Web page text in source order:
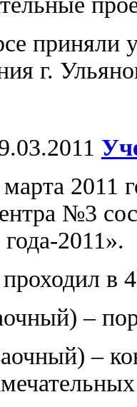
приняли
г.
2011
№3
2011».
в
–
–